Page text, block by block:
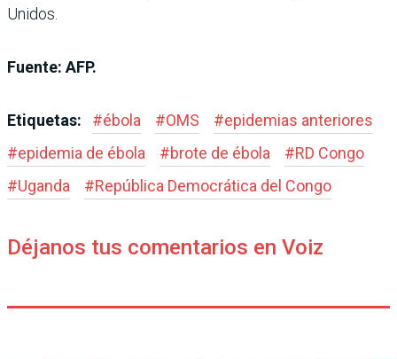
Unidos.
Fuente: AFP.
Etiquetas: #ébola #OMS #epidemias anteriores
#epidemia de ébola #brote de ébola #RD Congo
#Uganda #República Democrática del Congo
Déjanos tus comentarios en Voiz